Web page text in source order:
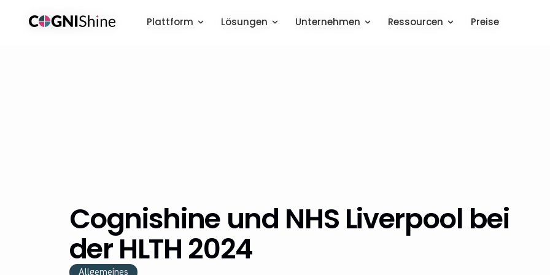
Plattform Lösungen Unternehmen Ressourcen Preise
Cognishine und NHS Liverpool bei
der HLTH 2024
Allgemeines
Plattform Lösungen Unternehmen Ressourcen Preise